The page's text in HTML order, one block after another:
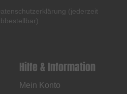
(jederzeit
)
Hilfe & Information
Mein Konto